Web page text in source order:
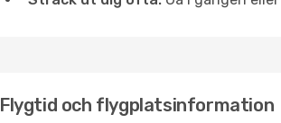
Flygtid och flygplatsinformation